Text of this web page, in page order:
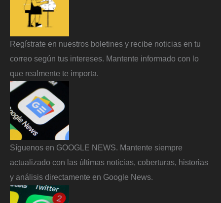
Regístrate en nuestros boletines y recibe noticias en tu
correo según tus intereses. Mantente informado con lo
que realmente te importa.
Síguenos en GOOGLE NEWS. Mantente siempre
actualizado con las últimas noticias, coberturas, historias
y análisis directamente en Google News.